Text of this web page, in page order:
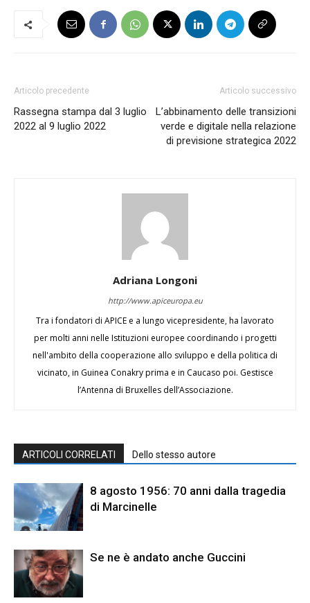
Articolo precedente
Rassegna stampa dal 3 luglio
2022 al 9 luglio 2022
Articolo successivo
L’abbinamento delle transizioni
verde e digitale nella relazione
di previsione strategica 2022
Adriana Longoni
http://www.apiceuropa.eu
Tra i fondatori di APICE e a lungo vicepresidente, ha lavorato
per molti anni nelle Istituzioni europee coordinando i progetti
nell'ambito della cooperazione allo sviluppo e della politica di
vicinato, in Guinea Conakry prima e in Caucaso poi. Gestisce
l’Antenna di Bruxelles dell’Associazione.
ARTICOLI CORRELATI Dello stesso autore
8 agosto 1956: 70 anni dalla tragedia
di Marcinelle
Se ne è andato anche Guccini